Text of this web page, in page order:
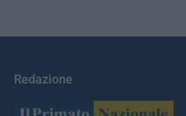
Redazione